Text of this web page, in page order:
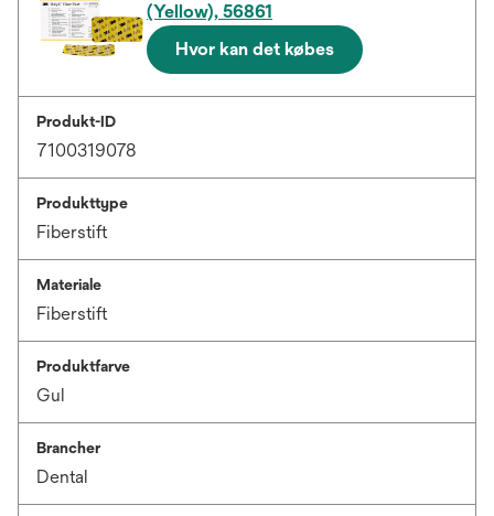
(Yellow), 56861
Hvor kan det købes
Produkt-ID
7100319078
Produkttype
Fiberstift
Materiale
Fiberstift
Produktfarve
Gul
Brancher
Dental